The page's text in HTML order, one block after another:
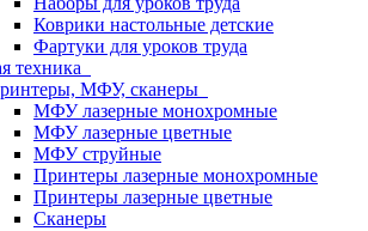
Коврики настольные детские
Фартуки для уроков труда
техника
МФУ, сканеры
МФУ лазерные монохромные
МФУ лазерные цветные
МФУ струйные
Принтеры лазерные монохромные
Принтеры лазерные цветные
Сканеры